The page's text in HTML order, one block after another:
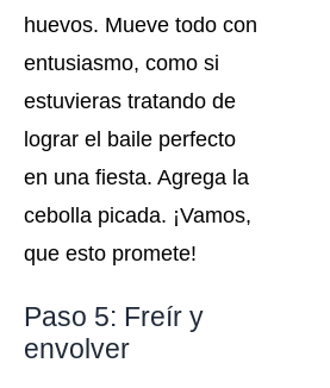
huevos. Mueve todo con
entusiasmo, como si
estuvieras tratando de
lograr el baile perfecto
en una fiesta. Agrega la
cebolla picada. ¡Vamos,
que esto promete!
Paso 5: Freír y
envolver